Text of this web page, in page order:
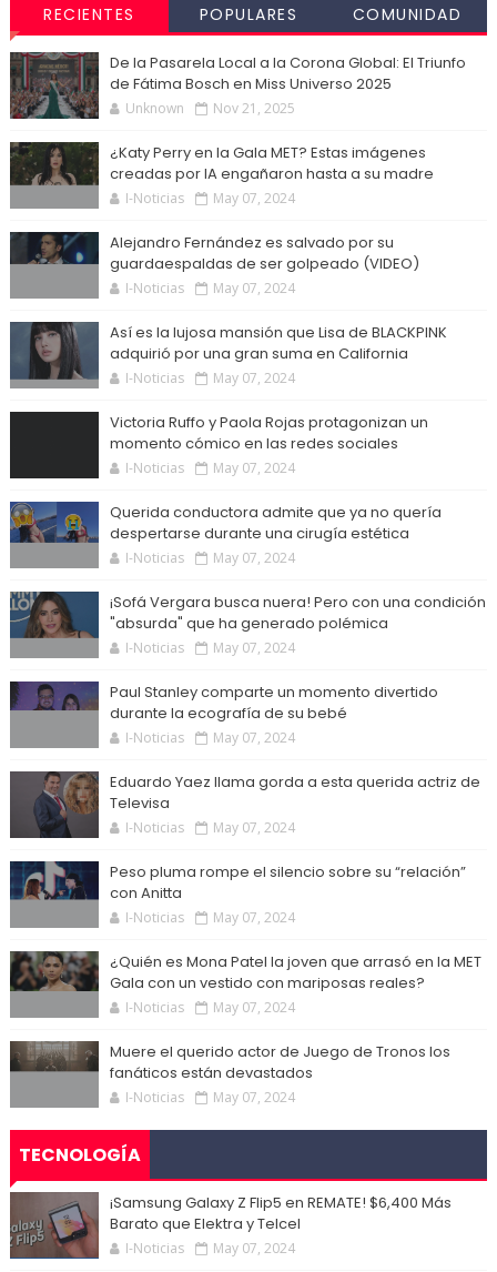
RECIENTES POPULARES COMUNIDAD
De la Pasarela Local a la Corona Global: El Triunfo
de Fátima Bosch en Miss Universo 2025
Unknown Nov 21, 2025
¿Katy Perry en la Gala MET? Estas imágenes
creadas por IA engañaron hasta a su madre
I-Noticias May 07, 2024
Alejandro Fernández es salvado por su
guardaespaldas de ser golpeado (VIDEO)
I-Noticias May 07, 2024
Así es la lujosa mansión que Lisa de BLACKPINK
adquirió por una gran suma en California
I-Noticias May 07, 2024
Victoria Ruffo y Paola Rojas protagonizan un
momento cómico en las redes sociales
I-Noticias May 07, 2024
Querida conductora admite que ya no quería
despertarse durante una cirugía estética
I-Noticias May 07, 2024
¡Sofá Vergara busca nuera! Pero con una condición
"absurda" que ha generado polémica
I-Noticias May 07, 2024
Paul Stanley comparte un momento divertido
durante la ecografía de su bebé
I-Noticias May 07, 2024
Eduardo Yaez llama gorda a esta querida actriz de
Televisa
I-Noticias May 07, 2024
Peso pluma rompe el silencio sobre su “relación”
con Anitta
I-Noticias May 07, 2024
¿Quién es Mona Patel la joven que arrasó en la MET
Gala con un vestido con mariposas reales?
I-Noticias May 07, 2024
Muere el querido actor de Juego de Tronos los
fanáticos están devastados
I-Noticias May 07, 2024
TECNOLOGÍA
¡Samsung Galaxy Z Flip5 en REMATE! $6,400 Más
Barato que Elektra y Telcel
I-Noticias May 07, 2024